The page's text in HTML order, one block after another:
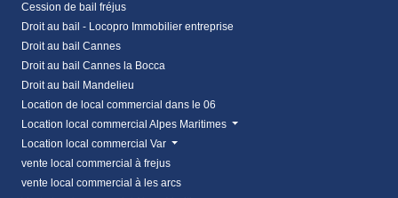
Cession de bail fréjus
Droit au bail - Locopro Immobilier entreprise
Droit au bail Cannes
Droit au bail Cannes la Bocca
Droit au bail Mandelieu
Location de local commercial dans le 06
Location local commercial Alpes Maritimes
Location local commercial Var
vente local commercial à frejus
vente local commercial à les arcs